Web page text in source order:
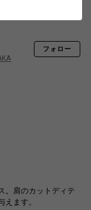
フォロー
。肩のカットディテ
ます。